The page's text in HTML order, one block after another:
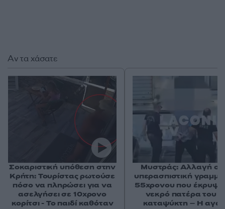
Αν τα χάσατε
Σοκαριστική υπόθεση στην
Κρήτη: Τουρίστας ρωτούσε
πόσο να πληρώσει για να
ασελγήσει σε 10χρονο
κορίτσι - Το παιδί καθόταν
Μυστράς: Αλλαγή
υπερασπιστική
55χρονου που έκρυψε
νεκρό πατέρα του
καταψύκτη – Η